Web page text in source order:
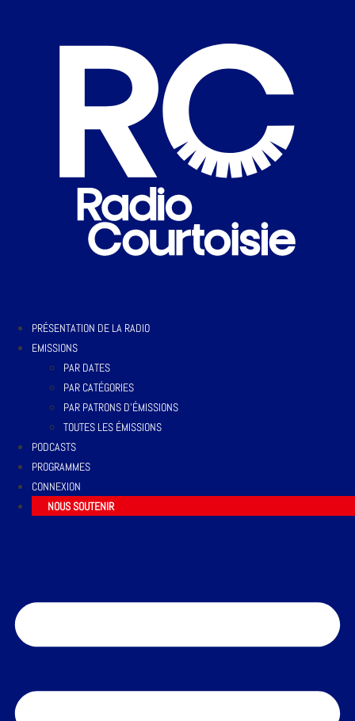
PRÉSENTATION DE LA RADIO
EMISSIONS
PAR DATES
PAR CATÉGORIES
PAR PATRONS D’ÉMISSIONS
TOUTES LES ÉMISSIONS
PODCASTS
PROGRAMMES
CONNEXION
NOUS SOUTENIR